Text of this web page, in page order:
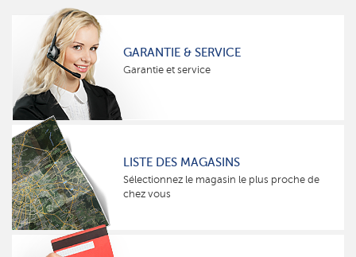
GARANTIE & SERVICE
Garantie et service
LISTE DES MAGASINS
Sélectionnez le magasin le plus proche de
chez vous